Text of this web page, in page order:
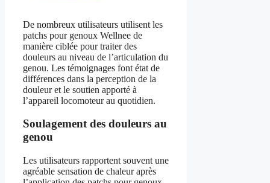
De nombreux utilisateurs utilisent les
patchs pour genoux Wellnee de
manière ciblée pour traiter des
douleurs au niveau de l’articulation du
genou. Les témoignages font état de
différences dans la perception de la
douleur et le soutien apporté à
l’appareil locomoteur au quotidien.
Soulagement des douleurs au
genou
Les utilisateurs rapportent souvent une
agréable sensation de chaleur après